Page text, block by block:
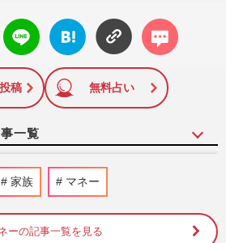
LINE
はてな
ブック
に追加
コメン
ト
稿 無料占い
一覧
症予防》松平健、高嶋ちさ子、高橋
「現役バリバリ」有名人が実践す
2026年7月21日号 2026/7/12
家族 マネー
ーの記事一覧を見る